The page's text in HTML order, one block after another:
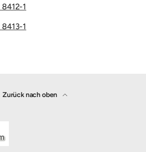
1
1
Zurück nach oben